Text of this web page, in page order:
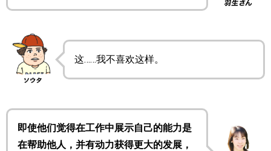
这……我不喜欢这样。
即使他们觉得在工作中展示自己的能力是
在帮助他人，并有动力获得更大的发展，